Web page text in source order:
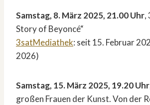
Samstag, 8. März 2025, 21.00 Uhr,
Story of Beyoncé“
3satMediathek: seit 15. Februar
2026)
Samstag, 15. März 2025, 19.20 Uhr
großen Frauen der Kunst. Von der